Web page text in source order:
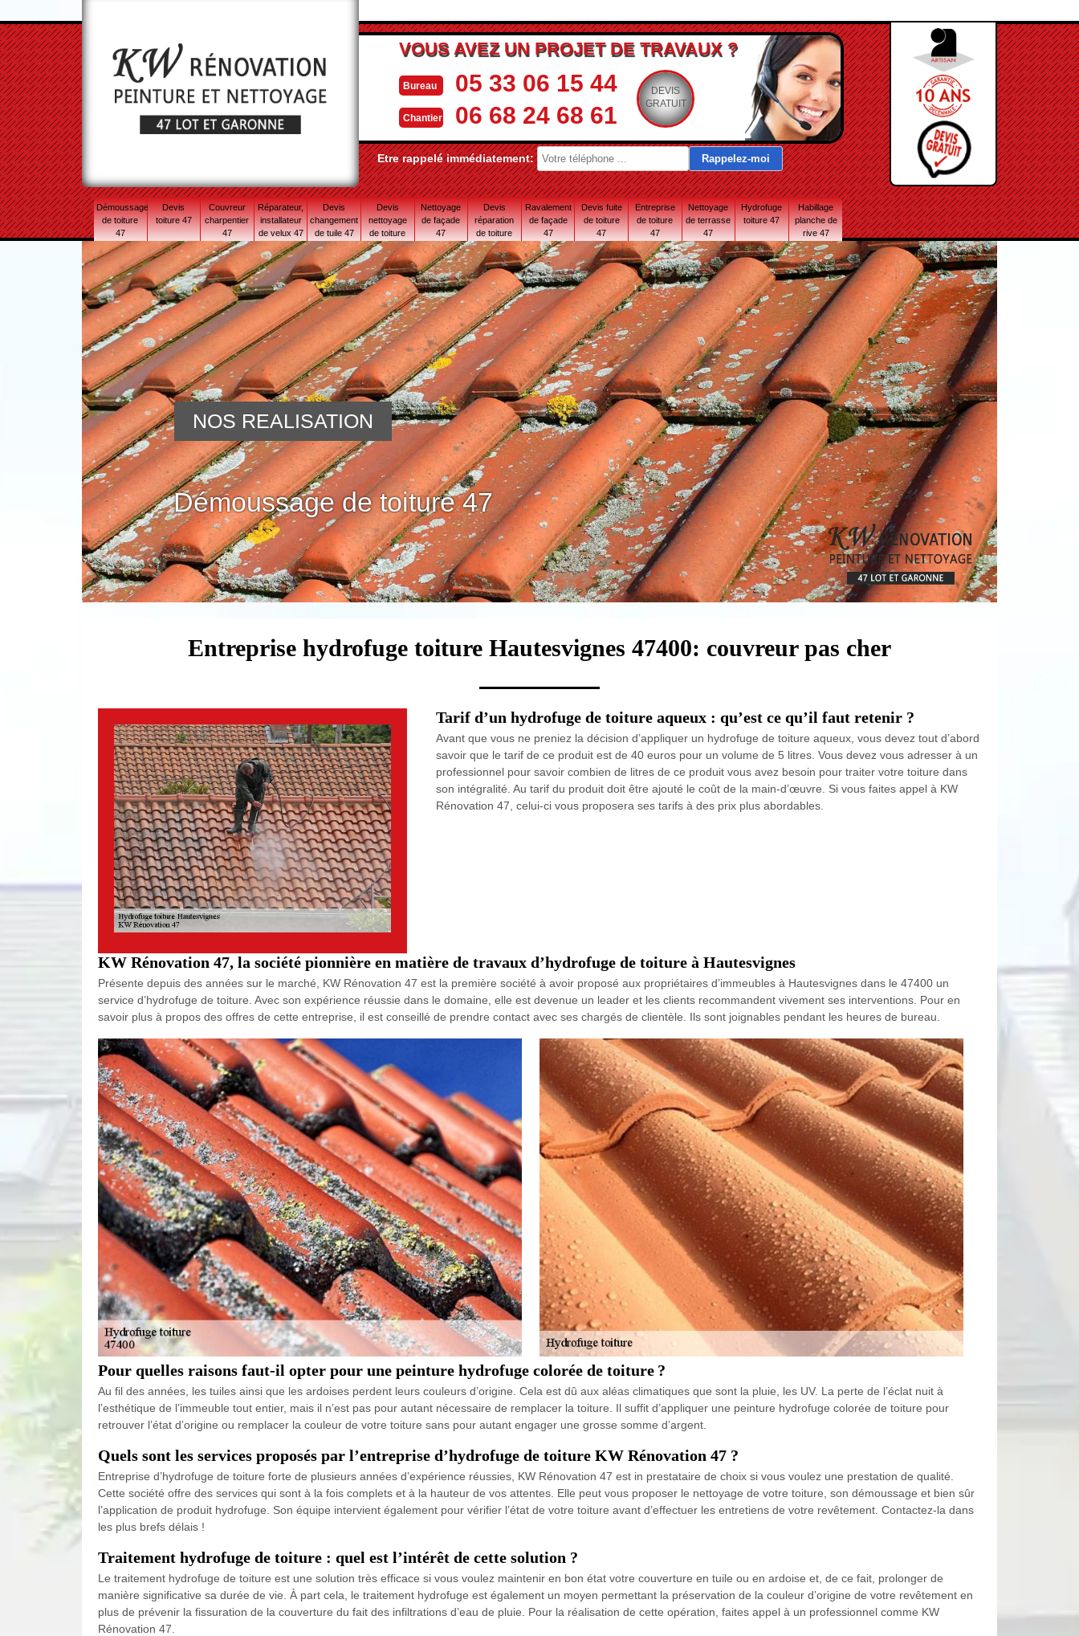
VOUS AVEZ UN PROJET DE TRAVAUX ?
Bureau 05 33 06 15 44
Chantier 06 68 24 68 61
DEVIS
GRATUIT
Etre rappelé immédiatement:
Démoussage
de toiture
47
Devis
toiture 47
Couvreur
charpentier
47
Réparateur,
installateur
de velux 47
Devis
changement
de tuile 47
Devis
nettoyage
de toiture
47
Nettoyage
de façade
47
Devis
réparation
de toiture
47 Lot-et-
Garonne
Ravalement
de façade
47
Devis fuite
de toiture
47
Entreprise
de toiture
47
Nettoyage
de terrasse
47
Hydrofuge
toiture 47
Habillage
planche de
rive 47
Démoussage de toiture 47
NOS REALISATION
Entreprise hydrofuge toiture Hautesvignes 47400: couvreur pas cher
Tarif d’un hydrofuge de toiture aqueux : qu’est ce qu’il faut retenir ?
Avant que vous ne preniez la décision d’appliquer un hydrofuge de toiture aqueux, vous devez tout d’abord
savoir que le tarif de ce produit est de 40 euros pour un volume de 5 litres. Vous devez vous adresser à un
professionnel pour savoir combien de litres de ce produit vous avez besoin pour traiter votre toiture dans
son intégralité. Au tarif du produit doit être ajouté le coût de la main-d’œuvre. Si vous faites appel à KW
Rénovation 47, celui-ci vous proposera ses tarifs à des prix plus abordables.
KW Rénovation 47, la société pionnière en matière de travaux d’hydrofuge de toiture à Hautesvignes
Présente depuis des années sur le marché, KW Rénovation 47 est la première société à avoir proposé aux propriétaires d’immeubles à Hautesvignes dans le 47400 un
service d’hydrofuge de toiture. Avec son expérience réussie dans le domaine, elle est devenue un leader et les clients recommandent vivement ses interventions. Pour en
savoir plus à propos des offres de cette entreprise, il est conseillé de prendre contact avec ses chargés de clientèle. Ils sont joignables pendant les heures de bureau.
Pour quelles raisons faut-il opter pour une peinture hydrofuge colorée de toiture ?
Au fil des années, les tuiles ainsi que les ardoises perdent leurs couleurs d’origine. Cela est dû aux aléas climatiques que sont la pluie, les UV. La perte de l’éclat nuit à
l’esthétique de l’immeuble tout entier, mais il n’est pas pour autant nécessaire de remplacer la toiture. Il suffit d’appliquer une peinture hydrofuge colorée de toiture pour
retrouver l’état d’origine ou remplacer la couleur de votre toiture sans pour autant engager une grosse somme d’argent.
Quels sont les services proposés par l’entreprise d’hydrofuge de toiture KW Rénovation 47 ?
Entreprise d’hydrofuge de toiture forte de plusieurs années d’expérience réussies, KW Rénovation 47 est in prestataire de choix si vous voulez une prestation de qualité.
Cette société offre des services qui sont à la fois complets et à la hauteur de vos attentes. Elle peut vous proposer le nettoyage de votre toiture, son démoussage et bien sûr
l’application de produit hydrofuge. Son équipe intervient également pour vérifier l’état de votre toiture avant d’effectuer les entretiens de votre revêtement. Contactez-la dans
les plus brefs délais !
Traitement hydrofuge de toiture : quel est l’intérêt de cette solution ?
Le traitement hydrofuge de toiture est une solution très efficace si vous voulez maintenir en bon état votre couverture en tuile ou en ardoise et, de ce fait, prolonger de
manière significative sa durée de vie. À part cela, le traitement hydrofuge est également un moyen permettant la préservation de la couleur d’origine de votre revêtement en
plus de prévenir la fissuration de la couverture du fait des infiltrations d’eau de pluie. Pour la réalisation de cette opération, faites appel à un professionnel comme KW
Rénovation 47.